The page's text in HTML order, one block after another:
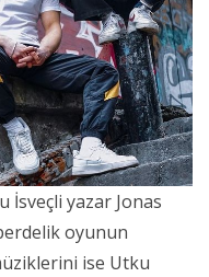
İsveçli yazar Jonas
oyunun
ise Utku